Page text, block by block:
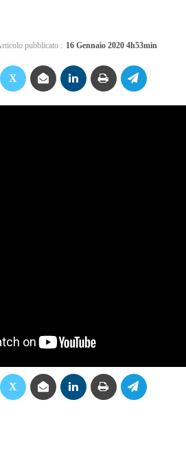
pubblicato : 16 Gennaio 2020 4h53min